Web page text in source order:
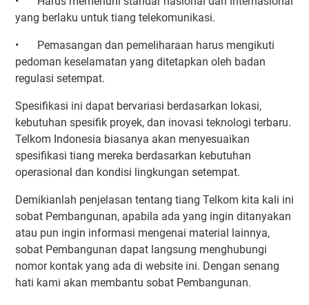
yang berlaku untuk tiang telekomunikasi.
•
Pemasangan dan pemeliharaan harus mengikuti
pedoman keselamatan yang ditetapkan oleh badan
regulasi setempat.
Spesifikasi ini dapat bervariasi berdasarkan lokasi,
kebutuhan spesifik proyek, dan inovasi teknologi terbaru.
Telkom Indonesia biasanya akan menyesuaikan
spesifikasi tiang mereka berdasarkan kebutuhan
operasional dan kondisi lingkungan setempat.
Demikianlah penjelasan tentang tiang Telkom kita kali ini
sobat Pembangunan, apabila ada yang ingin ditanyakan
atau pun ingin informasi mengenai material lainnya,
sobat Pembangunan dapat langsung menghubungi
nomor kontak yang ada di website ini. Dengan senang
hati kami akan membantu sobat Pembangunan.